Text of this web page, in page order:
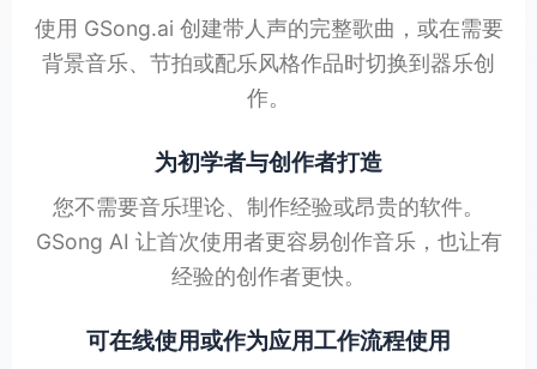
使用 GSong.ai 创建带人声的完整歌曲，或在需要
背景音乐、节拍或配乐风格作品时切换到器乐创
作。
为初学者与创作者打造
您不需要音乐理论、制作经验或昂贵的软件。
GSong AI 让首次使用者更容易创作音乐，也让有
经验的创作者更快。
可在线使用或作为应用工作流程使用